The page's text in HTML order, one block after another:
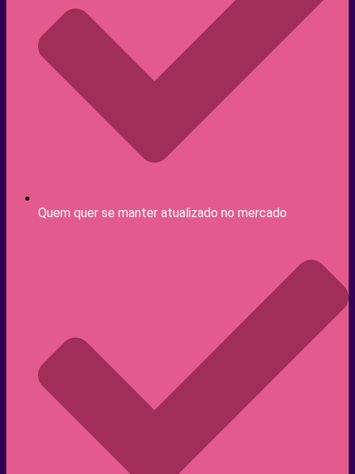
Quem quer se manter atualizado no mercado